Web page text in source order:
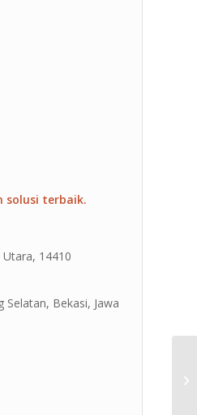
solusi terbaik.
14410
Selatan, Bekasi, Jawa